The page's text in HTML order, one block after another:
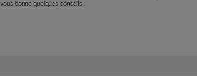
vous donne quelques conseils :